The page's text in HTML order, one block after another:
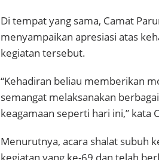
Di tempat yang sama, Camat
menyampaikan apresiasi atas
kegiatan tersebut.
“Kehadiran beliau memberikan
semangat melaksanakan
keagamaan seperti hari ini,” kata
Menurutnya, acara shalat subuh
kegiatan yang ke-69 dan telah